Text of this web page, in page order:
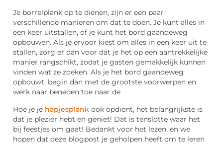
Je borrelplank op te dienen, zijn er een paar
verschillende manieren om dat te doen. Je kunt alles in
een keer uitstallen, of je kunt het bord gaandeweg
opbouwen. Als je ervoor kiest om alles in een keer uit te
stallen, zorg er dan voor dat je het op een aantrekkelijke
manier rangschikt, zodat je gasten gemakkelijk kunnen
vinden wat ze zoeken. Als je het bord gaandeweg
opbouwt, begin dan met de grootste voorwerpen en
werk naar beneden toe naar de
Hoe je je hapjesplank ook opdient, het belangrijkste is
dat je plezier hebt en geniet! Dat is tenslotte waar het
bij feestjes om gaat! Bedankt voor het lezen, en we
hopen dat deze blogpost je geholpen heeft om te leren